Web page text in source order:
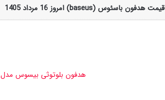
قیمت هدفون باسئوس (baseus) امروز 16 مرداد 1405
هدفون بلوتوثی بیسوس مدل EMD MZ10